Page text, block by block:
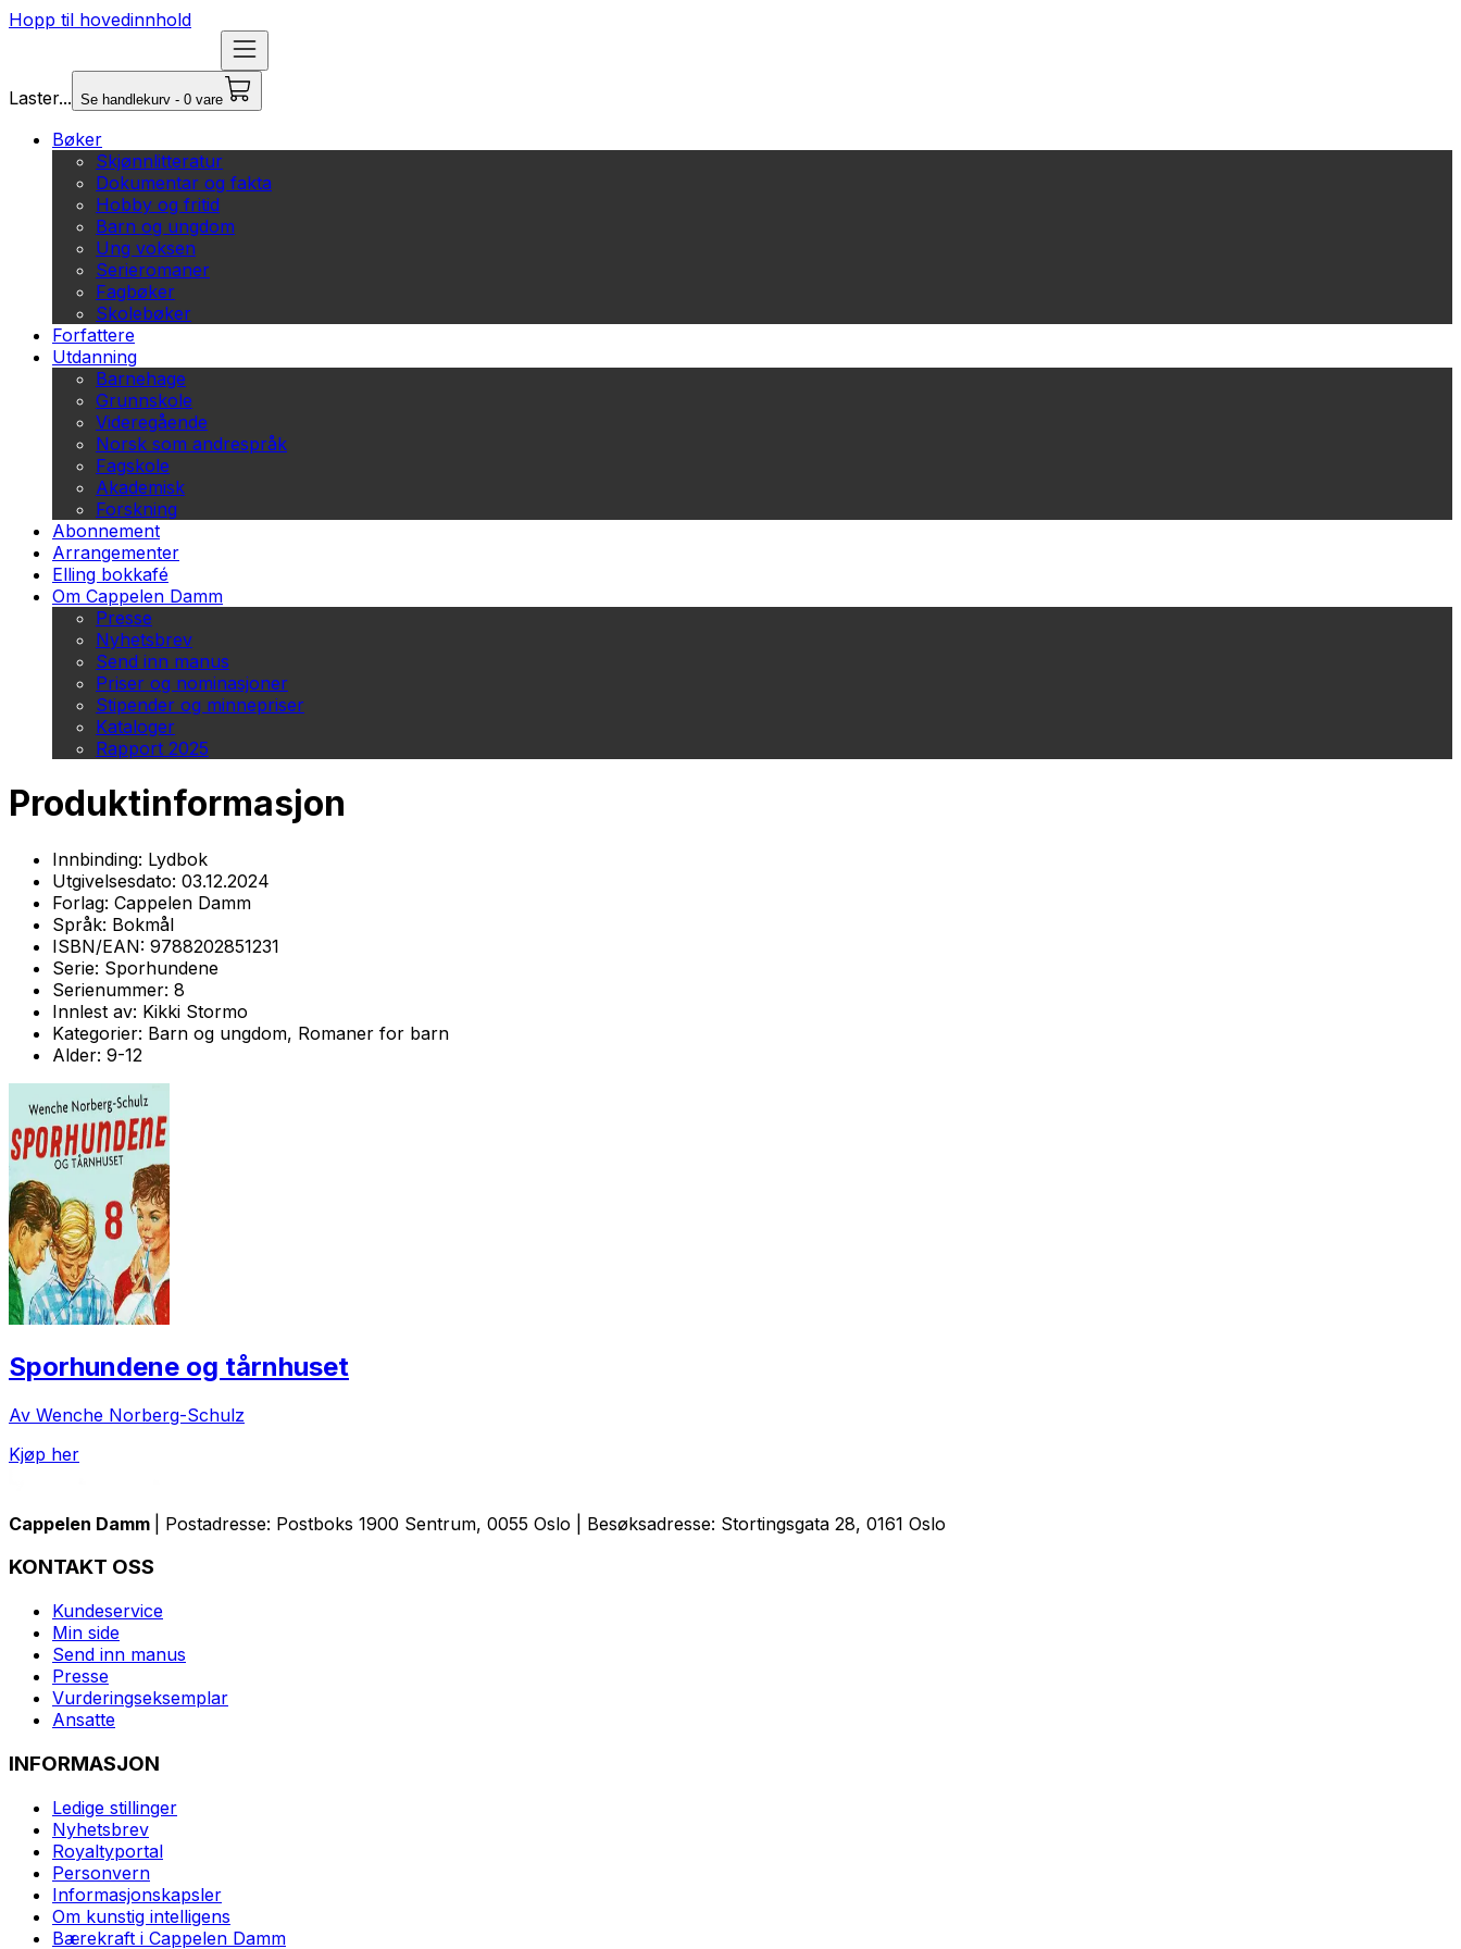
Hopp til hovedinnhold
Laster... Se handlekurv - 0 vare
Bøker
Skjønnlitteratur
Dokumentar og fakta
Hobby og fritid
Barn og ungdom
Ung voksen
Serieromaner
Fagbøker
Skolebøker
Forfattere
Utdanning
Barnehage
Grunnskole
Videregående
Norsk som andrespråk
Fagskole
Akademisk
Forskning
Abonnement
Arrangementer
Elling bokkafé
Om Cappelen Damm
Presse
Nyhetsbrev
Send inn manus
Priser og nominasjoner
Stipender og minnepriser
Kataloger
Rapport 2025
Produktinformasjon
Innbinding: Lydbok
Utgivelsesdato: 03.12.2024
Forlag: Cappelen Damm
Språk: Bokmål
ISBN/EAN: 9788202851231
Serie: Sporhundene
Serienummer: 8
Innlest av: Kikki Stormo
Kategorier: Barn og ungdom, Romaner for barn
Alder: 9-12
Sporhundene og tårnhuset
Av Wenche Norberg-Schulz
Kjøp her
Cappelen Damm | Postadresse: Postboks 1900 Sentrum, 0055 Oslo | Besøksadresse: Stortingsgata 28, 0161 Oslo
KONTAKT OSS
Kundeservice
Min side
Send inn manus
Presse
Vurderingseksemplar
Ansatte
INFORMASJON
Ledige stillinger
Nyhetsbrev
Royaltyportal
Personvern
Informasjonskapsler
Om kunstig intelligens
Bærekraft i Cappelen Damm